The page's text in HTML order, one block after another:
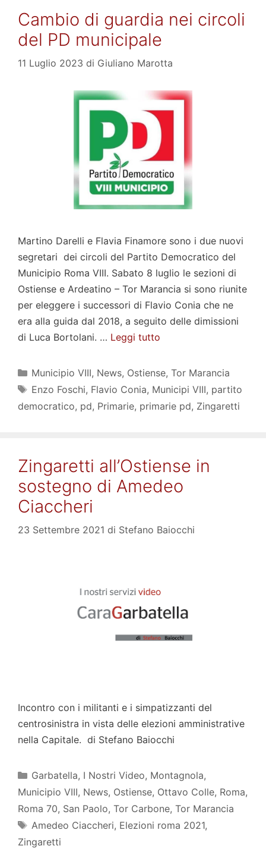
Cambio di guardia nei circoli
del PD municipale
11 Luglio 2023 di Giuliano Marotta
Martino Darelli e Flavia Finamore sono i due nuovi
segretari dei circoli del Partito Democratico del
Municipio Roma VIII. Sabato 8 luglio le sezioni di
Ostiense e Ardeatino – Tor Marancia si sono riunite
per eleggere i successori di Flavio Conia che ne
era alla guida dal 2018, a seguito delle dimissioni
di Luca Bortolani. … Leggi tutto
Categorie
Municipio VIII, News, Ostiense, Tor Marancia
Tag
Enzo Foschi, Flavio Conia, Municipi VIII, partito
democratico, pd, Primarie, primarie pd, Zingaretti
Zingaretti all’Ostiense in
sostegno di Amedeo
Ciaccheri
23 Settembre 2021 di Stefano Baiocchi
Incontro con i militanti e i simpatizzanti del
centrosinistra in vista delle elezioni amministrative
nella Capitale. di Stefano Baiocchi
Categorie
Garbatella, I Nostri Video, Montagnola,
Municipio VIII, News, Ostiense, Ottavo Colle, Roma,
Roma 70, San Paolo, Tor Carbone, Tor Marancia
Tag
Amedeo Ciaccheri, Elezioni roma 2021,
Zingaretti